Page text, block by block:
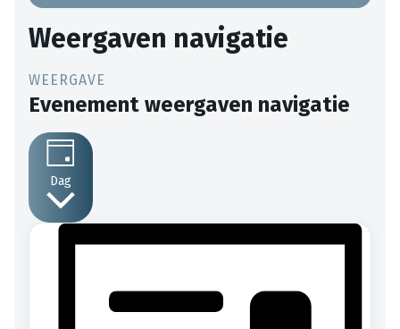
Weergaven navigatie
Evenement weergaven navigatie
Dag